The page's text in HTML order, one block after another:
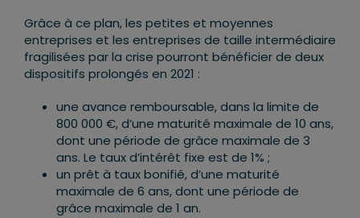
Grâce à ce plan, les petites et moyennes
entreprises et les entreprises de taille intermédiaire
fragilisées par la crise pourront bénéficier de deux
dispositifs prolongés en 2021 :
une avance remboursable, dans la limite de
800 000 €, d’une maturité maximale de 10 ans,
dont une période de grâce maximale de 3
ans. Le taux d’intérêt fixe est de 1% ;
un prêt à taux bonifié, d’une maturité
maximale de 6 ans, dont une période de
grâce maximale de 1 an.